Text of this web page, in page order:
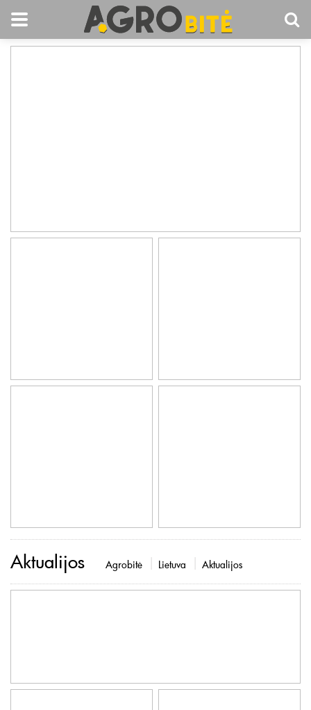
Aktualijos Agrobitė Lietuva Aktualijos